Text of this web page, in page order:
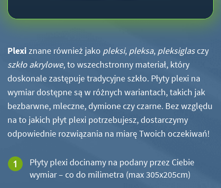
Plexi znane również jako pleksi, pleksa, pleksiglasczy
szkło akrylowe, to wszechstronny materiał, który
doskonale zastępuje tradycyjne szkło. Płyty plexi na
wymiar dostępne są w różnych wariantach, takich jak
bezbarwne, mleczne, dymione czy czarne. Bez względu
na to jakich płyt plexi potrzebujesz, dostarczymy
odpowiednie rozwiązania na miarę Twoich oczekiwań!
Płyty plexi docinamy na podany przez Ciebie
wymiar – co do milimetra (max 305x205cm)